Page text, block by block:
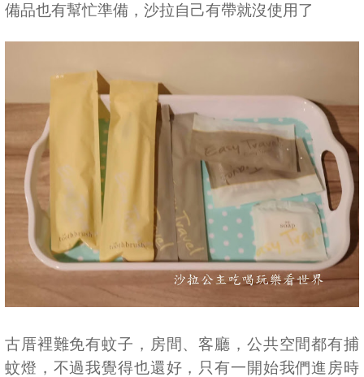
備品也有幫忙準備，沙拉自己有帶就沒使用了
古厝裡難免有蚊子，房間、客廳，公共空間都有捕
蚊燈，不過我覺得也還好，只有一開始我們進房時